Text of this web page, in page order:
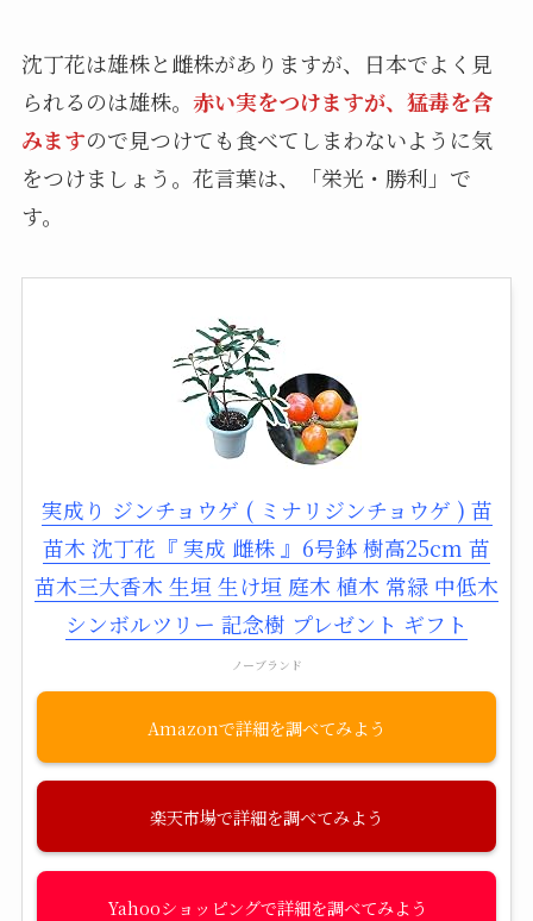
沈丁花は雄株と雌株がありますが、日本でよく見
られるのは雄株。 赤い実をつけますが、猛毒を含
みますので見つけても食べてしまわないように気
をつけましょう。花言葉は、「栄光・勝利」で
す。
実成り ジンチョウゲ ( ミナリジンチョウゲ ) 苗
苗木 沈丁花『 実成 雌株 』6号鉢 樹高25cm 苗
苗木三大香木 生垣 生け垣 庭木 植木 常緑 中低木
シンボルツリー 記念樹 プレゼント ギフト
ノーブランド
Amazon
楽天市場
Yahooショッピング